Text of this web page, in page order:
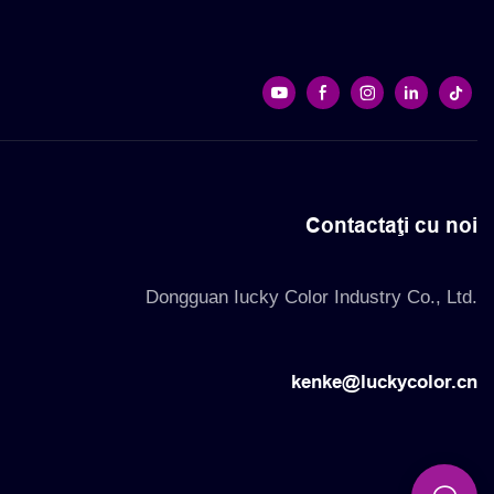
Contactaţi cu noi
Dongguan Iucky Color Industry Co., Ltd.
kenke@luckycolor.cn